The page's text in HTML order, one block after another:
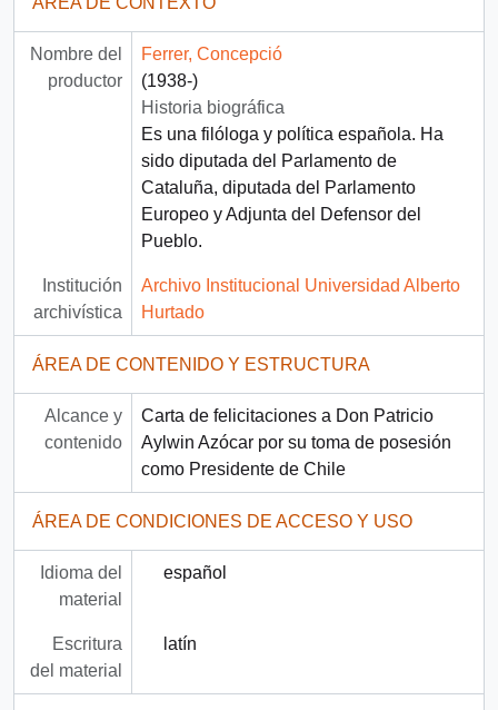
Nombre del
productor
Ferrer, Concepció
(1938-)
Historia biográfica
Es una filóloga y política española. Ha
sido diputada del Parlamento de
Cataluña, diputada del Parlamento
Europeo y Adjunta del Defensor del
Pueblo.
Institución
archivística
Archivo Institucional Universidad Alberto
Hurtado
ÁREA DE CONTENIDO Y ESTRUCTURA
Alcance y
contenido
Carta de felicitaciones a Don Patricio
Aylwin Azócar por su toma de posesión
como Presidente de Chile
ÁREA DE CONDICIONES DE ACCESO Y USO
Idioma del
material
español
Escritura
del material
latín